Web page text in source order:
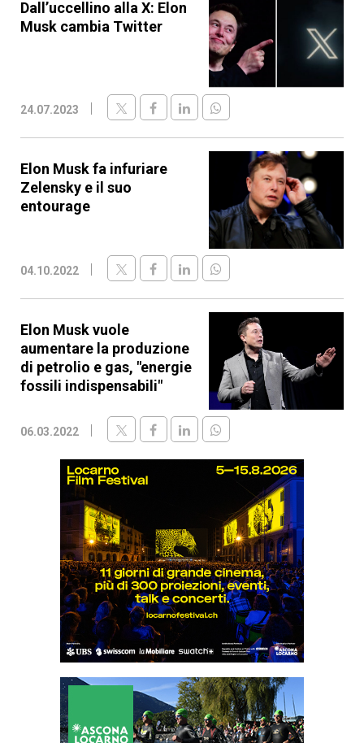
Dall’uccellino alla X: Elon
Musk cambia Twitter
24.07.2023
Elon Musk fa infuriare
Zelensky e il suo
entourage
04.10.2022
Elon Musk vuole
aumentare la produzione
di petrolio e gas, "energie
fossili indispensabili"
06.03.2022